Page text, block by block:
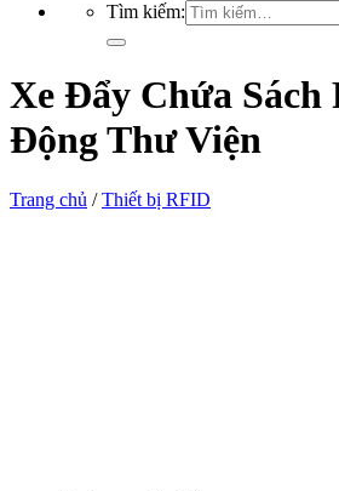
Tìm kiếm:
Xe Đẩy Chứa
Động Thư Viện
Trang chủ / Thiết bị RFID